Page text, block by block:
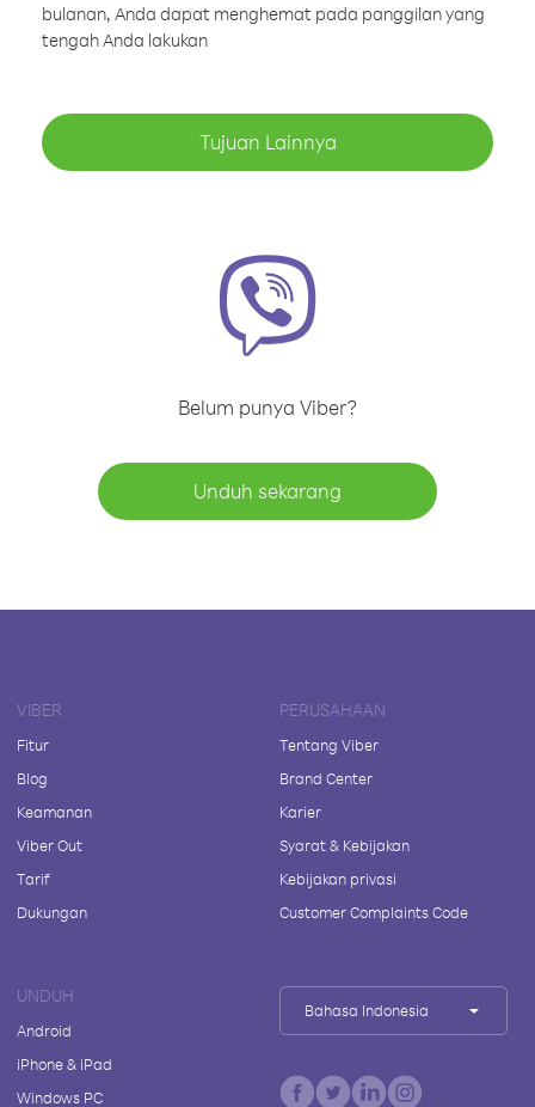
bulanan, Anda dapat menghemat pada panggilan yang
tengah Anda lakukan
Tujuan Lainnya
Belum punya Viber?
Unduh sekarang
VIBER
Fitur
Blog
Keamanan
Viber Out
Tarif
Dukungan
PERUSAHAAN
Tentang Viber
Brand Center
Karier
Syarat & Kebijakan
Kebijakan privasi
Customer Complaints Code
UNDUH
Android
iPhone & iPad
Windows PC
Bahasa Indonesia